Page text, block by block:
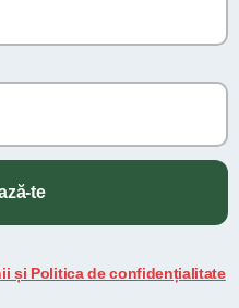
te
și Politica de confidențialitate